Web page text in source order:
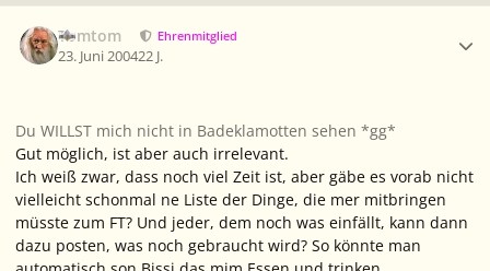
Tomtom Ehrenmitglied
23. Juni 200422 J.
Du WILLST mich nicht in Badeklamotten sehen *gg*
Gut möglich, ist aber auch irrelevant.
Ich weiß zwar, dass noch viel Zeit ist, aber gäbe es vorab nicht
vielleicht schonmal ne Liste der Dinge, die mer mitbringen
müsste zum FT? Und jeder, dem noch was einfällt, kann dann
dazu posten, was noch gebraucht wird? So könnte man